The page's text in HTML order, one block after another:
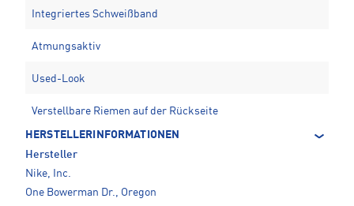
Integriertes Schweißband
Atmungsaktiv
Used-Look
Verstellbare Riemen auf der Rückseite
HERSTELLERINFORMATIONEN
Hersteller
Nike, Inc.
One Bowerman Dr., Oregon